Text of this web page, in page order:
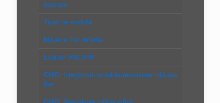
speciale
Tipuri de evaluări
Mijloace fixe definitie
Evaluări ANEVAR
GHID: Inregistrari contabile reevaluare mijloace
fixe